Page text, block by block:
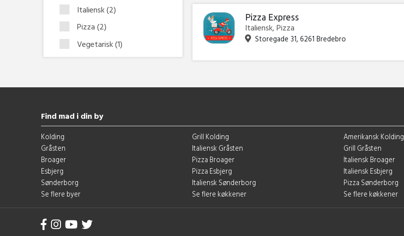
Italiensk(2)
Pizza (2)
Vegetarisk(1)
Pizza Express
Italiensk, Pizza
Storegade 31, 6261 Bredebro
Find mad i din by
Kolding
Gråsten
Broager
Esbjerg
Sønderborg
Se flere byer
Grill Kolding
Italiensk Gråsten
Pizza Broager
Pizza Esbjerg
Italiensk Sønderborg
Se flere køkkener
Amerikansk Kolding
Grill Gråsten
Italiensk Broager
Italiensk Esbjerg
Pizza Sønderborg
Se flere køkkener